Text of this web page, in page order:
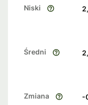
Niski
Średni
Zmiana -